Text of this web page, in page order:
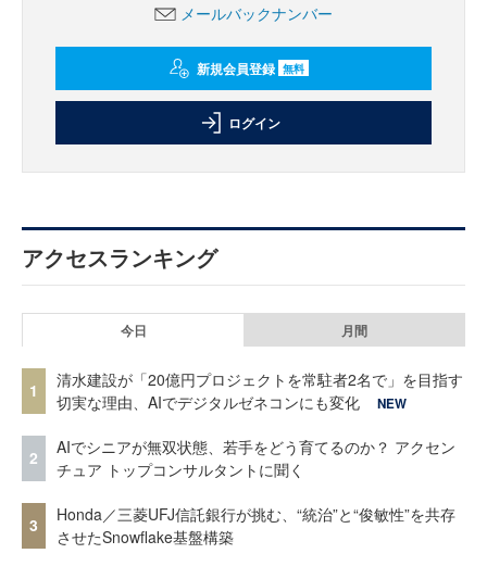
メールバックナンバー
新規会員登録 無料
ログイン
アクセスランキング
今日 月間
1
清水建設が「20億円プロジェクトを常駐者2名で」を目指す
切実な理由、AIでデジタルゼネコンにも変化
NEW
2
AIでシニアが無双状態、若手をどう育てるのか？ アクセン
チュア トップコンサルタントに聞く
3
Honda／三菱UFJ信託銀行が挑む、“統治”と“俊敏性”を共存
させたSnowflake基盤構築